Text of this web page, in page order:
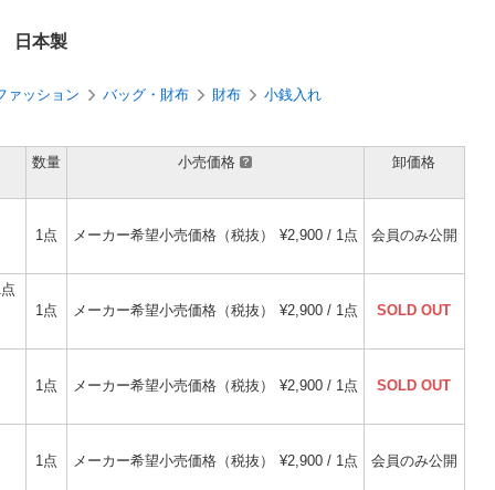
日本製
ァッション バッグ・財布 財布 小銭入れ
数量 小売価格 卸価格
1点 メーカー希望小売価格（税抜） ¥2,900 / 1点 会員のみ公開
1点
メーカー希望小売価格（税抜） ¥2,900 / 1点 SOLD OUT
1点 メーカー希望小売価格（税抜） ¥2,900 / 1点 SOLD OUT
1点 メーカー希望小売価格（税抜） ¥2,900 / 1点 会員のみ公開